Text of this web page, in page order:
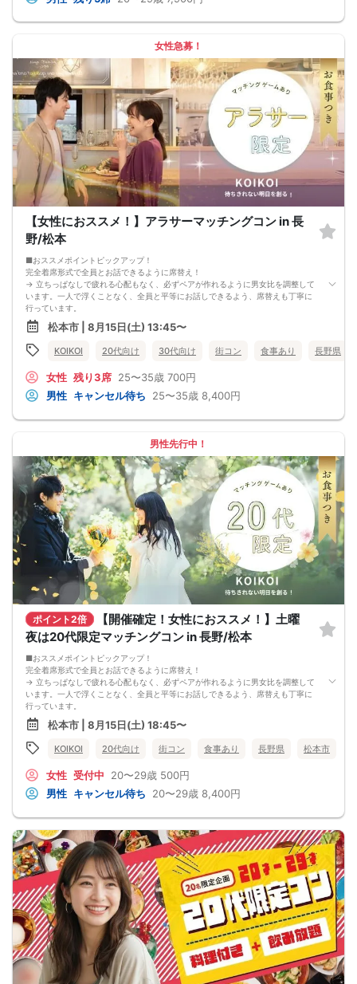
男女2対2
4品以上のコース料理＋アルコール含む飲み放題付き！
→ お酒が飲めない方にはソフトドリンクも豊富にご用意しています！
女性急募！
【女性におススメ！】アラサーマッチングコン in 長
野/松本
■おススメポイントピックアップ！
完全着席形式で全員とお話できるように席替え！
→ 立ちっぱなしで疲れる心配もなく、必ずペアが作れるように男女比を調整して
います。一人で浮くことなく、全員と平等にお話しできるよう、席替えも丁寧に
行っています。
会話を盛り上げるプロフィールシート！
→ 趣味や好みからスムーズに会話がスタート！「何を話そう…」と悩むことな
く、共通の話題で盛り上がれます。
自然なつながりをサポートするマッチングゲーム開催！
返却されるので安心です。
■最少催行人数
男女2対2
4品以上のコース料理＋アルコール含む飲み放題付き！
→ お酒が飲めない方にはソフトドリンクも豊富にご用意しています！
松本市 | 8月15日(土) 13:45〜
KOIKOI 20代向け 30代向け 街コン 食事あり 長野県
女性 残り3席 25〜35歳 700円
男性 キャンセル待ち 25〜35歳 8,400円
男性先行中！
ポイント2倍
【開催確定！女性におススメ！】土曜
夜は20代限定マッチングコン in 長野/松本
■おススメポイントピックアップ！
完全着席形式で全員とお話できるように席替え！
→ 立ちっぱなしで疲れる心配もなく、必ずペアが作れるように男女比を調整して
います。一人で浮くことなく、全員と平等にお話しできるよう、席替えも丁寧に
行っています。
会話を盛り上げるプロフィールシート！
→ 趣味や好みからスムーズに会話がスタート！「何を話そう…」と悩むことな
く、共通の話題で盛り上がれます。
自然なつながりをサポートするマッチングゲーム開催！
返却されるので安心です。
■最少催行人数
男女2対2
■飲食
4品以上のコース料理＋アルコール含む飲み放題付き！
→ お酒が飲めない方にはソフトドリンクも豊富にご用意しています！
松本市 | 8月15日(土) 18:45〜
KOIKOI 20代向け 街コン 食事あり 長野県 松本市
女性 受付中 20〜29歳 500円
男性 キャンセル待ち 20〜29歳 8,400円